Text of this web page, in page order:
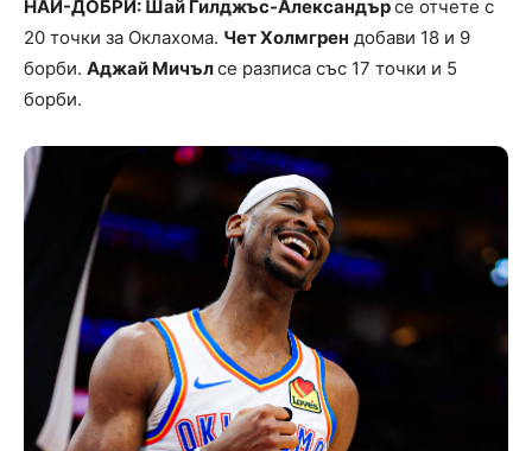
НАЙ-ДОБРИ: Шай Гилджъс-Александърсе отчете с
20 точки за Оклахома. Чет Холмгрен добави 18 и 9
борби. Аджай Мичълсе разписа със 17 точки и 5
борби.